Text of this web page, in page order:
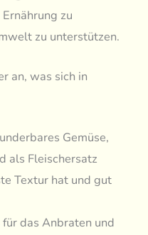
zu
zu unterstützen.
an, was sich in
Gemüse,
als Fleischersatz
Textur hat und gut
das Anbraten und